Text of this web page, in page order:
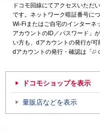
ドコモ回線にてアクセスいただ
です。ネットワーク暗証番号に
Wi-Fiまたはご自宅のインターネ
アカウントのID／パスワード」
い方も、dアカウントの発行が可
dアカウントの発行・確認は「
ドコモショップを表示
量販店などを表示